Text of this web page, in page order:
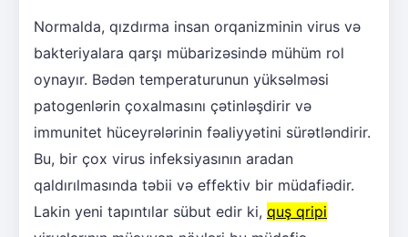
Normalda, qızdırma insan orqanizminin virus və
bakteriyalara qarşı mübarizəsində mühüm rol
oynayır. Bədən temperaturunun yüksəlməsi
patogenlərin çoxalmasını çətinləşdirir və
immunitet hüceyrələrinin fəaliyyətini sürətləndirir.
Bu, bir çox virus infeksiyasının aradan
qaldırılmasında təbii və effektiv bir müdafiədir.
Lakin yeni tapıntılar sübut edir ki, quş qripi